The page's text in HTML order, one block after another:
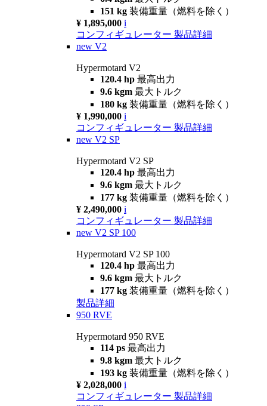
151 kg 装備重量（燃料を除く）
¥ 1,895,000 i
コンフィギュレーター 製品詳細
new V2
Hypermotard V2
120.4 hp 最高出力
9.6 kgm 最大トルク
180 kg 装備重量（燃料を除く）
¥ 1,990,000 i
コンフィギュレーター 製品詳細
new V2 SP
Hypermotard V2 SP
120.4 hp 最高出力
9.6 kgm 最大トルク
177 kg 装備重量（燃料を除く）
¥ 2,490,000 i
コンフィギュレーター 製品詳細
new V2 SP 100
Hypermotard V2 SP 100
120.4 hp 最高出力
9.6 kgm 最大トルク
177 kg 装備重量（燃料を除く）
製品詳細
950 RVE
Hypermotard 950 RVE
114 ps 最高出力
9.8 kgm 最大トルク
193 kg 装備重量（燃料を除く）
¥ 2,028,000 i
コンフィギュレーター 製品詳細